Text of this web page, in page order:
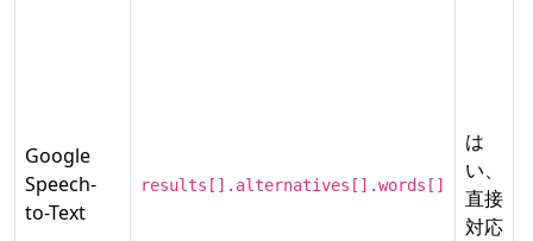
Google
Speech-
to-Text
results[].alternatives[].words[]
は
い、
直接
対応